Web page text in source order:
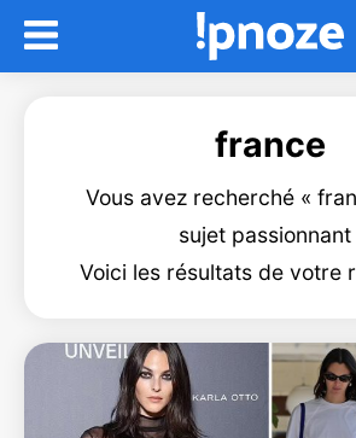
france
Vous avez recherché «
sujet passionnant
Voici les résultats de votre